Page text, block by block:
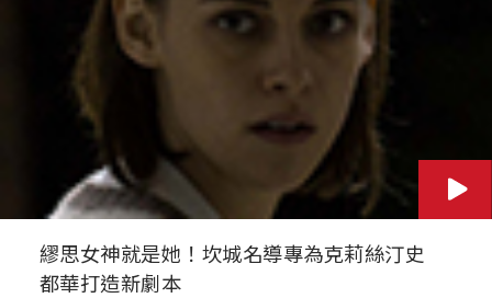
繆思女神就是她！坎城名導專為克莉絲汀史
都華打造新劇本